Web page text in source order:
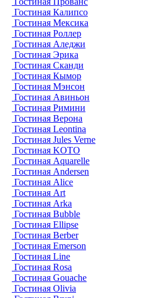
Гостиная Калипсо
Гостиная Мексика
Гостиная Роллер
Гостиная Аледжи
Гостиная Эрика
Гостиная Сканди
Гостиная Кымор
Гостиная Мэнсон
Гостиная Авиньон
Гостиная Римини
Гостиная Верона
Гостиная Leontina
Гостиная Jules Verne
Гостиная KOTO
Гостиная Aquarelle
Гостиная Andersen
Гостиная Alice
Гостиная Art
Гостиная Arka
Гостиная Bubble
Гостиная Ellipse
Гостиная Berber
Гостиная Emerson
Гостиная Line
Гостиная Rosa
Гостиная Gouache
Гостиная Olivia